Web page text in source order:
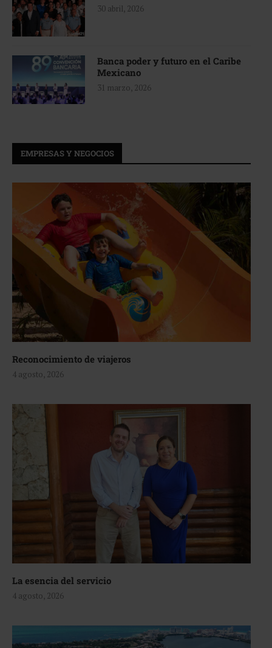
30 abril, 2026
Banca poder y futuro en el Caribe
Mexicano
31 marzo, 2026
EMPRESAS Y NEGOCIOS
Reconocimiento de viajeros
4 agosto, 2026
La esencia del servicio
4 agosto, 2026